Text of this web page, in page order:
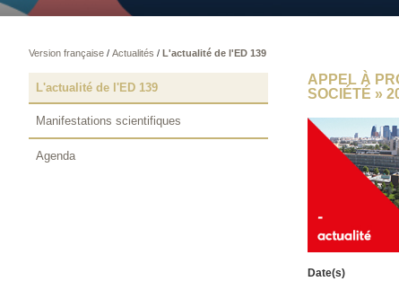
Version française/ Actualités/ L'actualité de l'ED 139
APPEL À
SOCIÉTÉ »
Date(s)
L'actualité de l'ED 139
Manifestations scientifiques
Agenda